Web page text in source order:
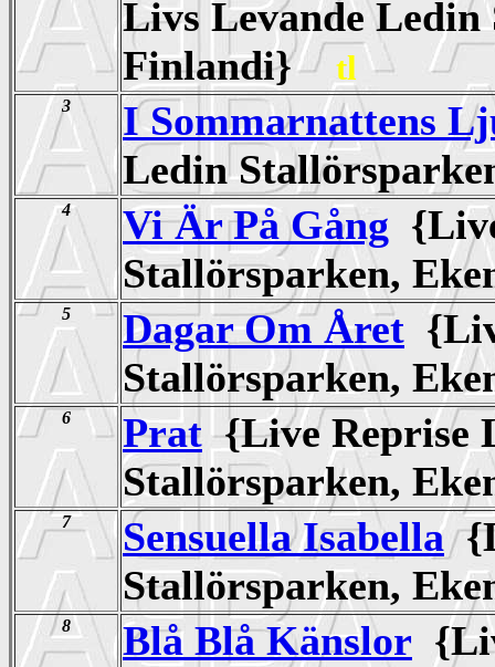
Livs Levande Ledin
Finlandi} tl
3
I Sommarnattens
Ledin
4 Vi Är På Gång
Stallörsparken,
5 Dagar Om Året
Stallörsparken,
6 Prat {Live Reprise
Stallörsparken,
7 Sensuella Isabella
Stallörsparken,
8 Blå Blå Känslor